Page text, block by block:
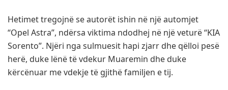
Hetimet tregojnë se autorët ishin në një automjet
“Opel Astra”, ndërsa viktima ndodhej në një veturë “KIA
Sorento”. Njëri nga sulmuesit hapi zjarr dhe qëlloi pesë
herë, duke lënë të vdekur Muaremin dhe duke
kërcënuar me vdekje të gjithë familjen e tij.